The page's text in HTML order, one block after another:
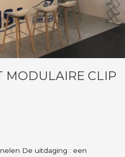
MODULAIRE CLIP
De uitdaging : een